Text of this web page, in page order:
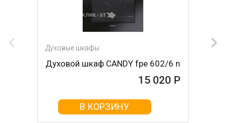
Духовые шкафы
Духовой шкаф CANDY fpe 602/6 n
15 020 Р
В КОРЗИНУ
Духовые шкафы
Духовой шкаф LUXDORF
В КОРЗИНУ